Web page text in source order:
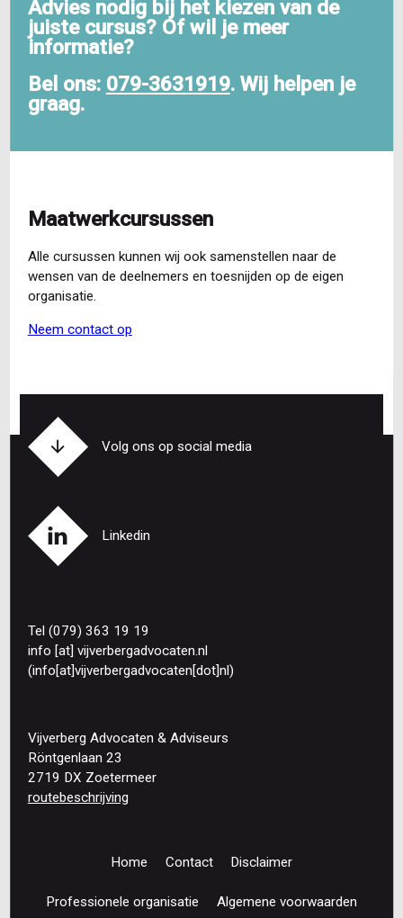
Advies nodig bij het kiezen van de
juiste cursus? Of wil je meer
informatie?
Bel ons: 079-3631919. Wij helpen je
graag.
Maatwerkcursussen
Alle cursussen kunnen wij ook samenstellen naar de
wensen van de deelnemers en toesnijden op de eigen
organisatie.
Neem contact op
Volg ons op social media
Linkedin
Tel (079) 363 19 19
info [at] vijverbergadvocaten.nl
(info[at]vijverbergadvocaten[dot]nl)
Vijverberg Advocaten & Adviseurs
Röntgenlaan 23
2719 DX Zoetermeer
routebeschrijving
Home Contact Disclaimer
Professionele organisatie Algemene voorwaarden